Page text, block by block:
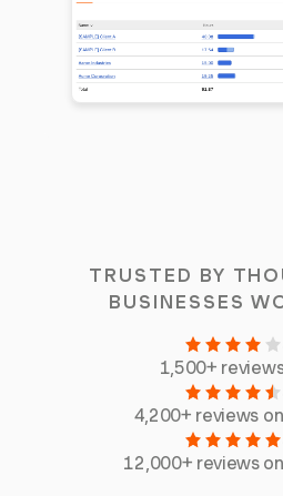
TRUSTED BY
BUSINESSES
1,500+
4,200+ reviews on
12,000+ reviews